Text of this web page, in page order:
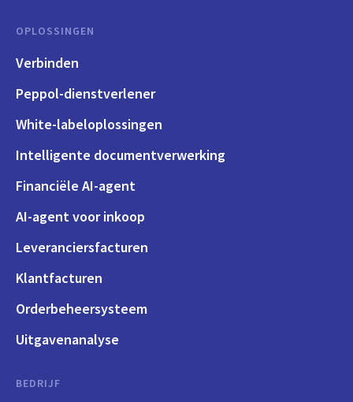
OPLOSSINGEN
Verbinden
Peppol-dienstverlener
White-labeloplossingen
Intelligente documentverwerking
Financiële AI-agent
AI-agent voor inkoop
Leveranciersfacturen
Klantfacturen
Orderbeheersysteem
Uitgavenanalyse
BEDRIJF